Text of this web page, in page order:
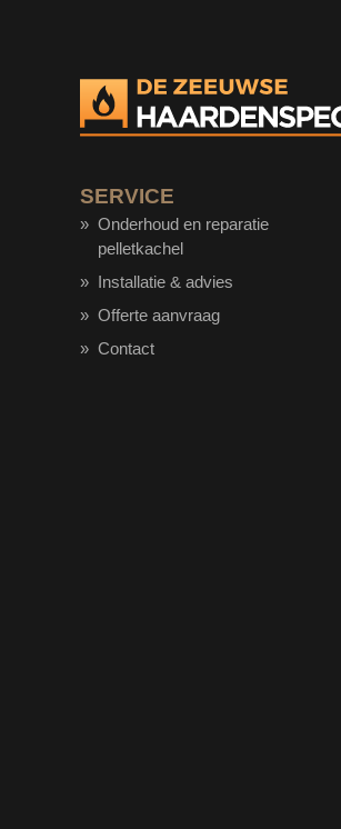
SERVICE
Onderhoud en reparatie
pelletkachel
Installatie & advies
Offerte aanvraag
Contact